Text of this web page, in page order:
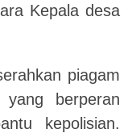
Kepala desa
piagam
yang berperan
kepolisian.